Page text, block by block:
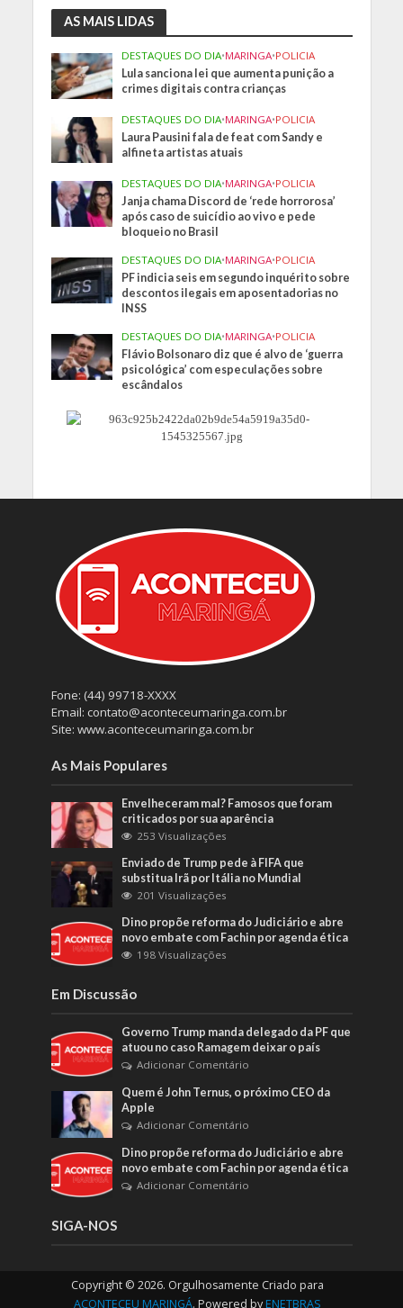
AS MAIS LIDAS
DESTAQUES DO DIA•MARINGA•POLICIA
Lula sanciona lei que aumenta punição a
crimes digitais contra crianças
DESTAQUES DO DIA•MARINGA•POLICIA
Laura Pausini fala de feat com Sandy e
alfineta artistas atuais
DESTAQUES DO DIA•MARINGA•POLICIA
Janja chama Discord de ‘rede horrorosa’
após caso de suicídio ao vivo e pede
bloqueio no Brasil
DESTAQUES DO DIA•MARINGA•POLICIA
PF indicia seis em segundo inquérito sobre
descontos ilegais em aposentadorias no
INSS
DESTAQUES DO DIA•MARINGA•POLICIA
Flávio Bolsonaro diz que é alvo de ‘guerra
psicológica’ com especulações sobre
escândalos
Fone: (44) 99718-XXXX
Email: contato@aconteceumaringa.com.br
Site: www.aconteceumaringa.com.br
As Mais Populares
Envelheceram mal? Famosos que foram
criticados por sua aparência
253 Visualizações
Enviado de Trump pede à FIFA que
substitua Irã por Itália no Mundial
201 Visualizações
Dino propõe reforma do Judiciário e abre
novo embate com Fachin por agenda ética
198 Visualizações
Em Discussão
Governo Trump manda delegado da PF que
atuou no caso Ramagem deixar o país
Adicionar Comentário
Quem é John Ternus, o próximo CEO da
Apple
Adicionar Comentário
Dino propõe reforma do Judiciário e abre
novo embate com Fachin por agenda ética
Adicionar Comentário
SIGA-NOS
Copyright © 2026. Orgulhosamente Criado para
ACONTECEU MARINGÁ. Powered by ENETBRAS